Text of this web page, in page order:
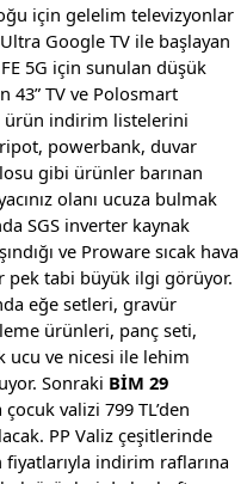
için gelelim televizyonlar
Google TV ile başlayan
5G için sunulan düşük
43” TV ve Polosmart
ürün indirim listelerini
powerbank, duvar
gibi ürünler barınan
olanı ucuza bulmak
SGS inverter kaynak
ve Proware sıcak hava
pek tabi büyük ilgi görüyor.
eğe setleri, gravür
ürünleri, panç seti,
ucu ve nicesi ile lehim
Sonraki BİM 29
valizi 799 TL’den
PP Valiz çeşitlerinde
indirim raflarına